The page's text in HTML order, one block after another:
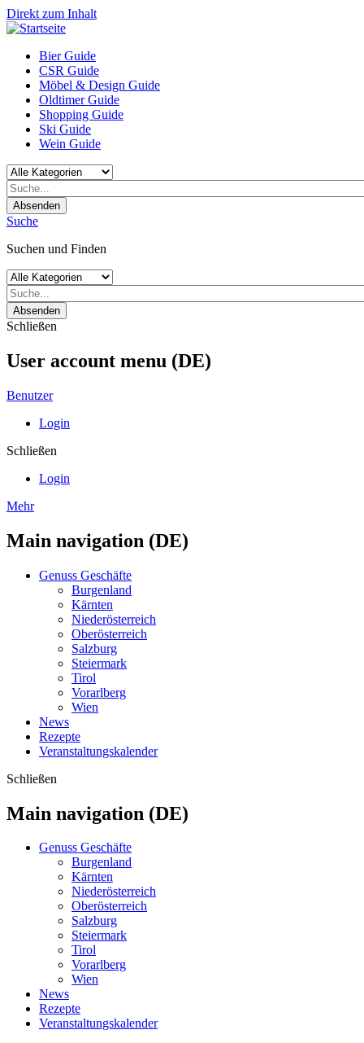
Direkt zum Inhalt
Bier Guide
CSR Guide
Möbel & Design Guide
Oldtimer Guide
Shopping Guide
Ski Guide
Wein Guide
Absenden
Suche
Suchen und Finden
Absenden
Schließen
User account menu (DE)
Benutzer
Login
Schließen
Login
Mehr
Main navigation (DE)
Genuss Geschäfte
Burgenland
Kärnten
Niederösterreich
Oberösterreich
Salzburg
Steiermark
Tirol
Vorarlberg
Wien
News
Rezepte
Veranstaltungskalender
Schließen
Main navigation (DE)
Genuss Geschäfte
Burgenland
Kärnten
Niederösterreich
Oberösterreich
Salzburg
Steiermark
Tirol
Vorarlberg
Wien
News
Rezepte
Veranstaltungskalender